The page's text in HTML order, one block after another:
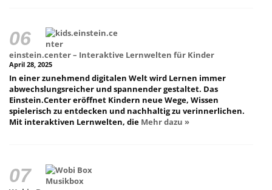
einstein.center – Interaktive Lernwelten für Kinder
April 28, 2025
In einer zunehmend digitalen Welt wird Lernen immer
abwechslungsreicher und spannender gestaltet. Das
Einstein.Center eröffnet Kindern neue Wege, Wissen
spielerisch zu entdecken und nachhaltig zu verinnerlichen.
Mit interaktiven Lernwelten, die Mehr dazu »